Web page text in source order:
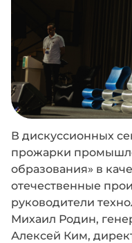
В дискуссионных
прожарки
образования» в
отечественные
руководители
Михаил Родин,
Алексей Ким,